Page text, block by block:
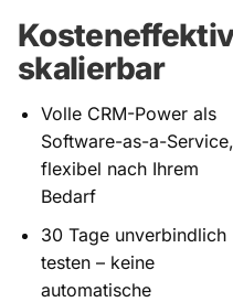
skalierbar
Volle CRM-Power als
Software-as-a-Service,
flexibel nach Ihrem
Bedarf
30 Tage unverbindlich
testen – keine
automatische